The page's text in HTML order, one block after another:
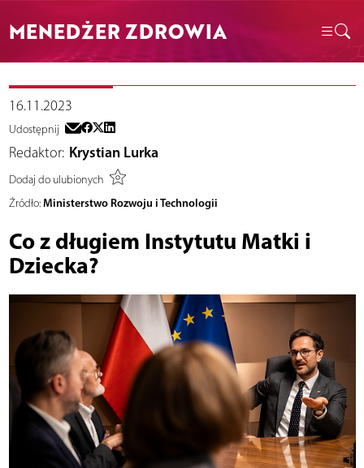
MENEDŻER ZDROWIA
16.11.2023
Udostępnij
Redaktor: Krystian Lurka
Dodaj do ulubionych
Źródło: Ministerstwo Rozwoju i Technologii
Co z długiem Instytutu Matki i
Dziecka?